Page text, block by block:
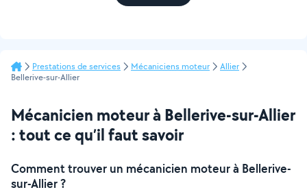
Prestations de services Mécaniciens moteur
Allier
Bellerive-sur-Allier
Mécanicien moteur à Bellerive-sur-Allier
: tout ce qu’il faut savoir
Comment trouver un mécanicien moteur à Bellerive-
sur-Allier ?